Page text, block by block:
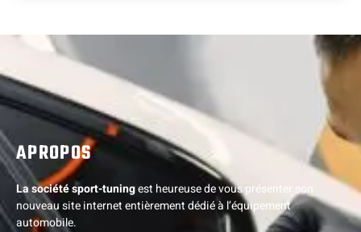
APROPOS
La société sport-tuningest heureuse de vous présenter son
nouveau site internet entièrement dédié à l’équipement
automobile.